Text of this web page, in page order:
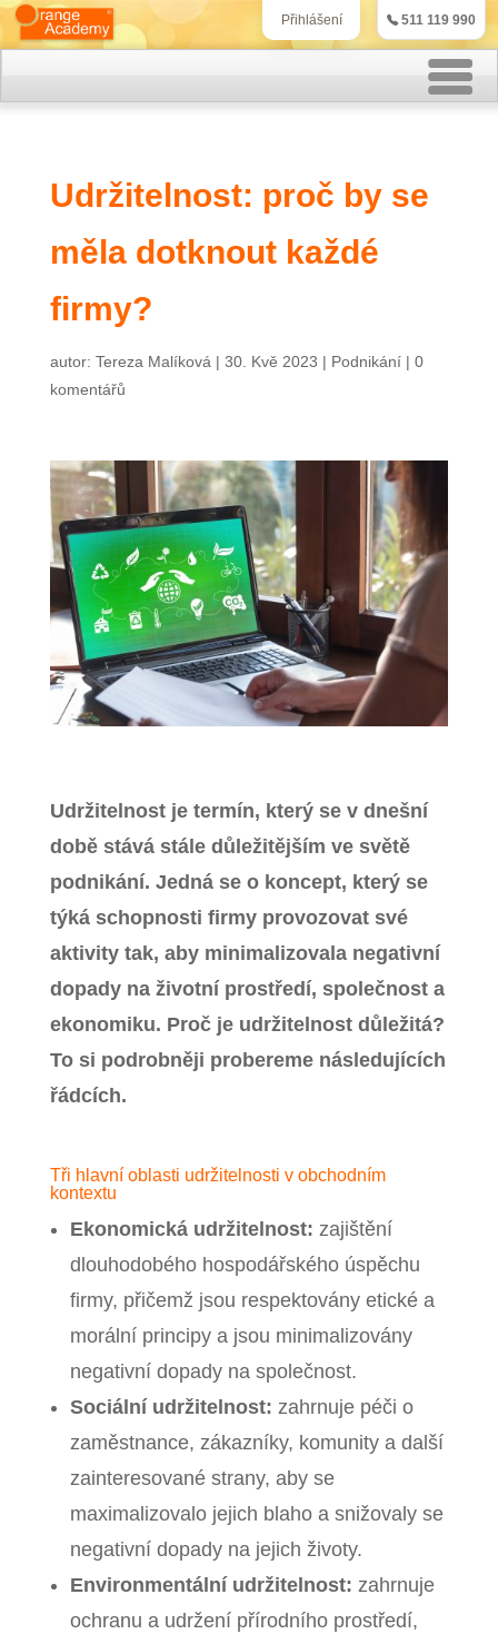
Přihlášení 511 119 990
Kurzy účetnictví
Kurzy personalistiky
IT kurzy
Kontakt
Zavřít menu
Udržitelnost: proč by se
měla dotknout každé
firmy?
autor: Tereza Malíková | 30. Kvě 2023 | Podnikání| 0
komentářů
Udržitelnost je termín, který se v dnešní
době stává stále důležitějším ve světě
podnikání. Jedná se o koncept, který se
týká schopnosti firmy provozovat své
aktivity tak, aby minimalizovala negativní
dopady na životní prostředí, společnost a
ekonomiku. Proč je udržitelnost důležitá?
To si podrobněji probereme následujících
řádcích.
Tři hlavní oblasti udržitelnosti v obchodním
kontextu
Ekonomická udržitelnost: zajištění
dlouhodobého hospodářského úspěchu
firmy, přičemž jsou respektovány etické a
morální principy a jsou minimalizovány
negativní dopady na společnost.
Sociální udržitelnost: zahrnuje péči o
zaměstnance, zákazníky, komunity a další
zainteresované strany, aby se
maximalizovalo jejich blaho a snižovaly se
negativní dopady na jejich životy.
Environmentální udržitelnost: zahrnuje
ochranu a udržení přírodního prostředí,